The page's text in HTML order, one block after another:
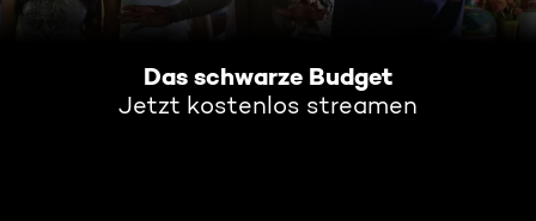
Das schwarze Budget
Jetzt kostenlos streamen